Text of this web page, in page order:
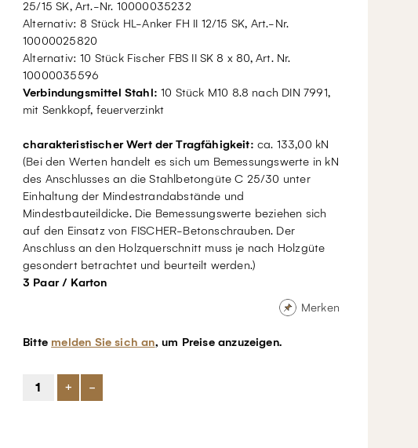
25/15 SK, Art.-Nr. 10000035232
Alternativ: 8 Stück HL-Anker FH II 12/15 SK, Art.-Nr.
10000025820
Alternativ: 10 Stück Fischer FBS II SK 8 x 80, Art. Nr.
10000035596
Verbindungsmittel Stahl: 10 Stück M10 8.8 nach DIN 7991,
mit Senkkopf, feuerverzinkt
charakteristischer Wert der Tragfähigkeit: ca. 133,00 kN
(Bei den Werten handelt es sich um Bemessungswerte in kN
des Anschlusses an die Stahlbetongüte C 25/30 unter
Einhaltung der Mindestrandabstände und
Mindestbauteildicke. Die Bemessungswerte beziehen sich
auf den Einsatz von FISCHER-Betonschrauben. Der
Anschluss an den Holzquerschnitt muss je nach Holzgüte
gesondert betrachtet und beurteilt werden.)
3 Paar / Karton
Merken
Bitte melden Sie sich an, um Preise anzuzeigen.
+ -